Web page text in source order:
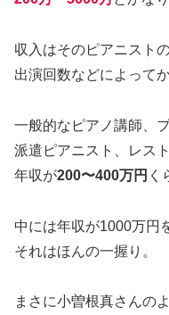
収入はそのピアニスト
出演回数などによって
一般的なピアノ講師、
派遣ピアニスト、レス
年収が200〜400万円 く
中には年収が1000万円
それはほんの一握り。
まさに小曽根真さんの